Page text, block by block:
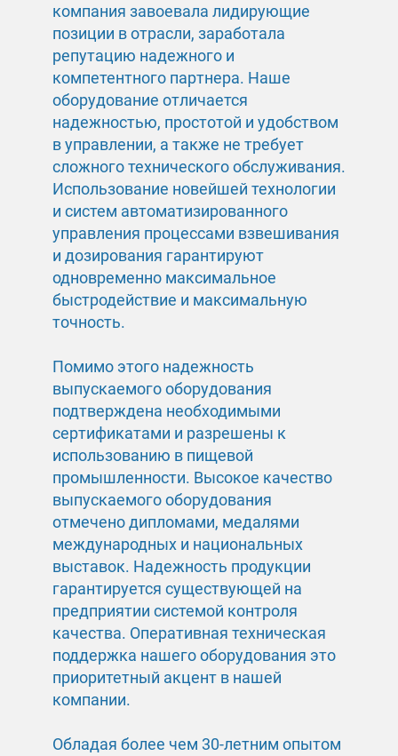
компания завоевала лидирующие
позиции в отрасли, заработала
репутацию надежного и
компетентного партнера. Наше
оборудование отличается
надежностью, простотой и удобством
в управлении, а также не требует
сложного технического обслуживания.
Использование новейшей технологии
и систем автоматизированного
управления процессами взвешивания
и дозирования гарантируют
одновременно максимальное
быстродействие и максимальную
точность.
Помимо этого надежность
выпускаемого оборудования
подтверждена необходимыми
сертификатами и разрешены к
использованию в пищевой
промышленности. Высокое качество
выпускаемого оборудования
отмечено дипломами, медалями
международных и национальных
выставок. Надежность продукции
гарантируется существующей на
предприятии системой контроля
качества. Оперативная техническая
поддержка нашего оборудования это
приоритетный акцент в нашей
компании.
Обладая более чем 30-летним опытом